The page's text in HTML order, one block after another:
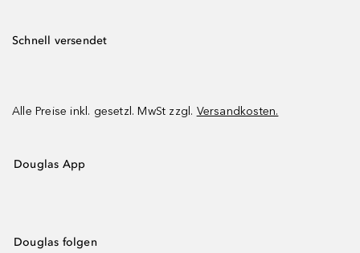
Schnell versendet
Alle Preise inkl. gesetzl. MwSt zzgl. Versandkosten.
Douglas App
Douglas folgen